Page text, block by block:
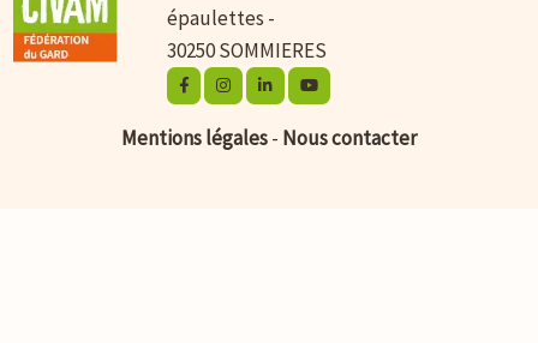
épaulettes -
30250 SOMMIERES
Mentions légales- Nous contacter